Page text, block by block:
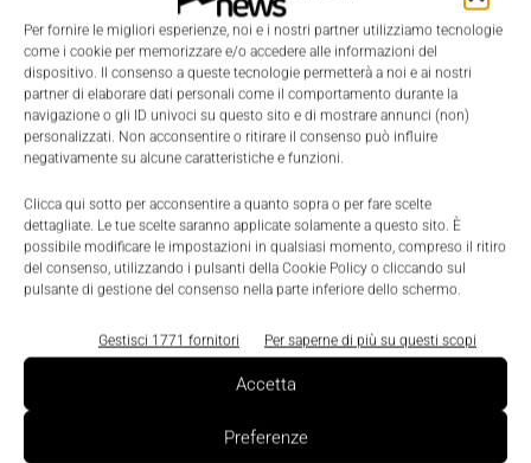
Per fornire le migliori esperienze, noi e i nostri partner utilizziamo tecnologie
come i cookie per memorizzare e/o accedere alle informazioni del
dispositivo. Il consenso a queste tecnologie permetterà a noi e ai nostri
partner di elaborare dati personali come il comportamento durante la
navigazione o gli ID univoci su questo sito e di mostrare annunci (non)
personalizzati. Non acconsentire o ritirare il consenso può influire
negativamente su alcune caratteristiche e funzioni.
Clicca qui sotto per acconsentire a quanto sopra o per fare scelte
dettagliate. Le tue scelte saranno applicate solamente a questo sito. È
possibile modificare le impostazioni in qualsiasi momento, compreso il ritiro
del consenso, utilizzando i pulsanti della Cookie Policy o cliccando sul
pulsante di gestione del consenso nella parte inferiore dello schermo.
Gestisci 1771 fornitori Per saperne di più su questi scopi
Accetta
Preferenze
TI POTREBBERO INTERESSARE ⇢
Cyber resilience, la sicurezza OT diventa un
fattore strategico per la competitività del
manifatturiero